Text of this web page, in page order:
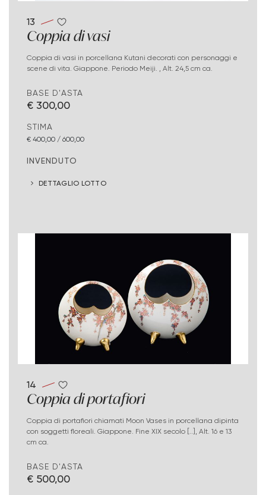
13
Coppia di vasi
Coppia di vasi in porcellana Kutani decorati con personaggi e
scene di vita. Giappone. Periodo Meiji. , Alt. 24,5 cm ca.
BASE D'ASTA
€ 300,00
STIMA
€ 400,00 / 600,00
INVENDUTO
DETTAGLIO LOTTO
14
Coppia di portafiori
Coppia di portafiori chiamati Moon Vases in porcellana dipinta
con soggetti floreali. Giappone. Fine XIX secolo [..], Alt. 16 e 13
cm ca.
BASE D'ASTA
€ 500,00